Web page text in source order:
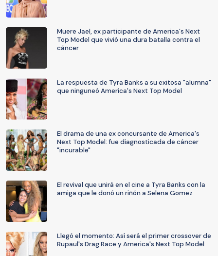
Muere Jael, ex participante de America's Next
Top Model que vivió una dura batalla contra el
cáncer
La respuesta de Tyra Banks a su exitosa "alumna"
que ninguneó America's Next Top Model
El drama de una ex concursante de America's
Next Top Model: fue diagnosticada de cáncer
"incurable"
El revival que unirá en el cine a Tyra Banks con la
amiga que le donó un riñón a Selena Gomez
Llegó el momento: Así será el primer crossover de
Rupaul's Drag Race y America's Next Top Model